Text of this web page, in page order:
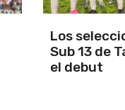
Martín el
será